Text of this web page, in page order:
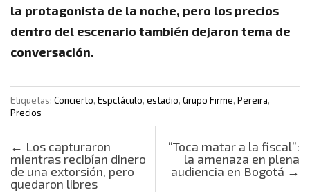
la protagonista de la noche, pero los precios
dentro del escenario también dejaron tema de
conversación.
Etiquetas: Concierto, Espctáculo, estadio, Grupo Firme, Pereira,
Precios
Post navigation
← Los capturaron
mientras recibían dinero
de una extorsión, pero
quedaron libres
“Toca matar a la fiscal”:
la amenaza en plena
audiencia en Bogotá →